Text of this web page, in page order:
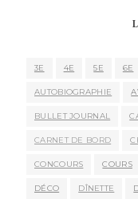
3E 4E 5E 6E
AUTOBIOGRAPHIE
BULLET JOURNAL
CARNET DE BORD
CONCOURS COURS
DÉCO DÎNETTE